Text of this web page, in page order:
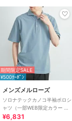
期間限定SALE
¥500ｸｰﾎﾟﾝ
メンズメルローズ
ソロナテックカノコ半袖ポロシ
ャツ（一部WEB限定カラー ） |
ストレッチ / 速乾
¥6,831